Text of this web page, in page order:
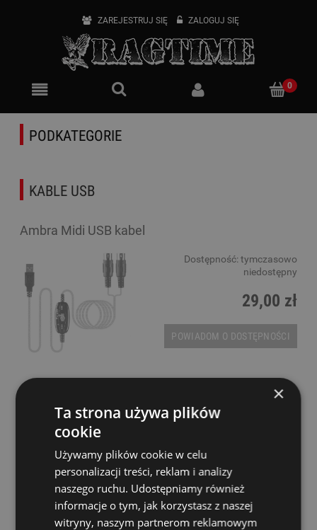
ZAREJESTRUJ SIĘ ZALOGUJ SIĘ
PODKATEGORIE
KABLE USB
Ambra Midi USB kabel
Dostępność: tymczasowo
niedostępny
29,00 zł
POWIADOM O DOSTĘPNOŚCI
Hosa USB-205AB 1,5m
23,00 zł
POWIADOM O DOSTĘPNOŚCI
×
Ta strona używa plików
cookie
Używamy plików cookie w celu
personalizacji treści, reklam i analizy
naszego ruchu. Udostępniamy również
informacje o tym, jak korzystasz z naszej
witryny, naszym partnerom reklamowym